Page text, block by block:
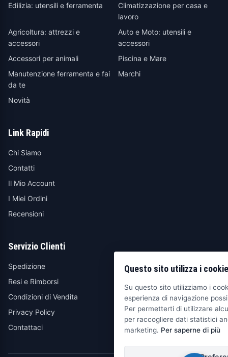
Edilizia: utensili e ferramenta
Climatizzazione per casa e
lavoro
Agricoltura: attrezzi e
accessori
Auto e Moto: utensili e
accessori
Accessori per animali
Piscina e Mare
Manutenzione ferramenta e fai
da te
Marchi
Novità
Link Rapidi
Chi Siamo
Contatti
Il Mio Account
I Miei Ordini
Recensioni
Servizio Clienti
Spedizione
Resi e Rimborsi
Condizioni di Vendita
Privacy Policy
Contattaci
Questo sito utilizza i cookie
Su questo sito utilizziamo i
esperienza di navigazione
Per permetterti di utilizzare
per raccogliere dati statistici
marketing. Per saperne di più